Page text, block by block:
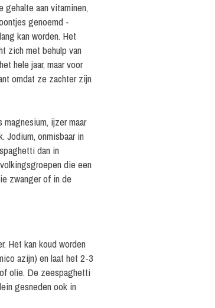
aan vitaminen,
genoemd -
kan worden. Het
zich met behulp van
hele jaar, maar voor
omdat ze zachter zijn
ijzer maar
Jodium, onmisbaar in
dan in
die een
zwanger of in de
Het kan koud worden
azijn) en laat het 2-3
olie. De zeespaghetti
gesneden ook in